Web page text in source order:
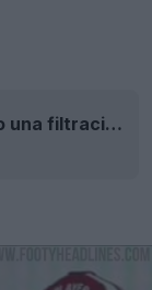
Se ha producido una filtración de la tercera camiseta del Manchester United 26-27: fotos oficiales + a la venta el 14 de agosto